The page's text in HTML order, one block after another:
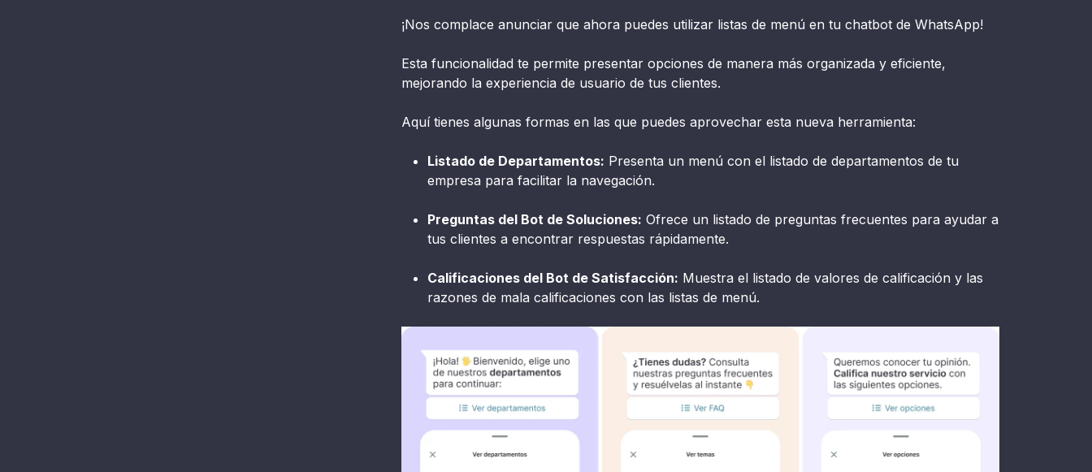
¡Nos complace anunciar que ahora puedes utilizar listas de menú en tu chatbot de WhatsApp!
Esta funcionalidad te permite presentar opciones de manera más organizada y eficiente,
mejorando la experiencia de usuario de tus clientes.
Aquí tienes algunas formas en las que puedes aprovechar esta nueva herramienta:
Listado de Departamentos: Presenta un menú con el listado de departamentos de tu
empresa para facilitar la navegación.
Preguntas del Bot de Soluciones: Ofrece un listado de preguntas frecuentes para ayudar a
tus clientes a encontrar respuestas rápidamente.
Calificaciones del Bot de Satisfacción: Muestra el listado de valores de calificación y las
razones de mala calificaciones con las listas de menú.